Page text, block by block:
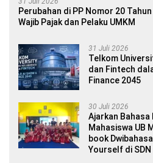
Perubahan di PP Nomor 20
Wajib Pajak dan Pelaku UMKM
31 Juli 2026
Telkom
dan Fintech
Finance 2045
30 Juli 2026
Ajarkan
Mahasiswa UB
book
Yourself di